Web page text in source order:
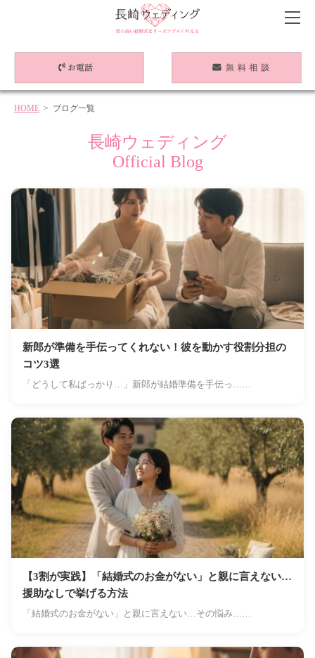
HOME > ブログ一覧
長崎ウェディング
Official Blog
新郎が準備を手伝ってくれない！彼を動かす役割分担の
コツ3選
「どうして私ばっかり…」新郎が結婚準備を手伝っ……
【3割が実践】「結婚式のお金がない」と親に言えない…
援助なしで挙げる方法
「結婚式のお金がない」と親に言えない…その悩み……